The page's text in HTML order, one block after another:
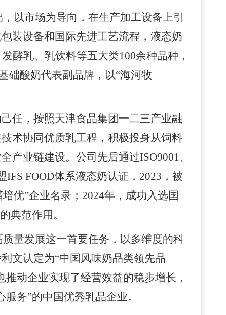
以市场为导向，在生产加工设备上引
装设备和国际先进工艺流程，液态奶
酵乳、乳饮料等五大类100余种品种，
础酸奶代表副品牌，以“海河牧
任，按照天津食品集团一二三产业融
术协同优质乳工程，积极投身从饲料
产业链建设。公司先后通过ISO9001、
FOOD体系液态奶认证， 2023 ，被
优”企业名录 ； 2024年，成功入选国
典范作用。
量发展这一首要任务，以多维度的科
文认定为“中国风味奶品类领先品
推动企业实现了经营效益的稳步增长，
务”的中国优秀乳品企业。